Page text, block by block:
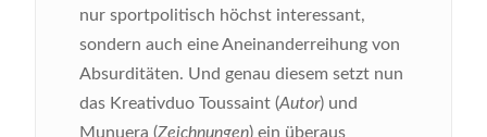
nur sportpolitisch höchst interessant,
sondern auch eine Aneinanderreihung von
Absurditäten. Und genau diesem setzt nun
das Kreativduo Toussaint (Autor) und
Munuera (Zeichnungen) ein überaus